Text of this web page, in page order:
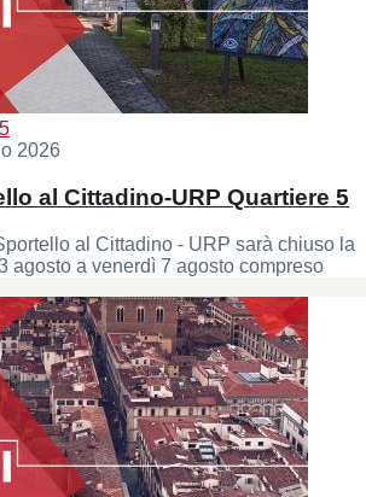
2026
al Cittadino-URP Quartiere 5
al Cittadino - URP sarà chiuso la
agosto a venerdì 7 agosto compreso